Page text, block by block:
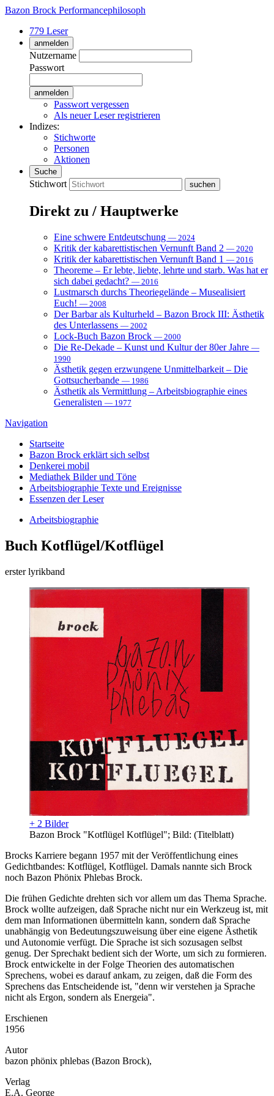
Bazon Brock Performancephilosoph
779 Leser
anmelden
Nutzername
Passwort
Passwort vergessen
Als neuer Leser registrieren
Indizes:
Stichworte
Personen
Aktionen
Suche
Stichwort
Direkt zu / Hauptwerke
Eine schwere Entdeutschung — 2024
Kritik der kabarettistischen Vernunft Band 2 — 2020
Kritik der kabarettistischen Vernunft Band 1 — 2016
Theoreme – Er lebte, liebte, lehrte und starb. Was hat er
sich dabei gedacht? — 2016
Lustmarsch durchs Theoriegelände – Musealisiert
Euch! — 2008
Der Barbar als Kulturheld – Bazon Brock III: Ästhetik
des Unterlassens — 2002
Lock-Buch Bazon Brock — 2000
Die Re-Dekade – Kunst und Kultur der 80er Jahre —
1990
Ästhetik gegen erzwungene Unmittelbarkeit – Die
Gottsucherbande — 1986
Ästhetik als Vermittlung – Arbeitsbiographie eines
Generalisten — 1977
Navigation
Startseite
Bazon Brock erklärt sich selbst
Denkerei mobil
Mediathek Bilder und Töne
Arbeitsbiographie Texte und Ereignisse
Essenzen der Leser
Arbeitsbiographie
Buch Kotflügel/Kotflügel
erster lyrikband
+ 2 Bilder
Bazon Brock "Kotflügel Kotflügel"; Bild: (Titelblatt)
Brocks Karriere begann 1957 mit der Veröffentlichung eines
Gedichtbandes: Kotflügel, Kotflügel. Damals nannte sich Brock
noch Bazon Phönix Phlebas Brock.
Die frühen Gedichte drehten sich vor allem um das Thema Sprache.
Brock wollte aufzeigen, daß Sprache nicht nur ein Werkzeug ist, mit
dem man Informationen übermitteln kann, sondern daß Sprache
unabhängig von Bedeutungszuweisung über eine eigene Ästhetik
und Autonomie verfügt. Die Sprache ist sich sozusagen selbst
genug. Der Sprechakt bedient sich der Worte, um sich zu formieren.
Brock entwickelte in der Folge Theorien des automatischen
Sprechens, wobei es darauf ankam, zu zeigen, daß die Form des
Sprechens das Entscheidende ist, "denn wir verstehen ja Sprache
nicht als Ergon, sondern als Energeia".
Erschienen
1956
Autor
bazon phönix phlebas (Bazon Brock),
Verlag
E.A. George